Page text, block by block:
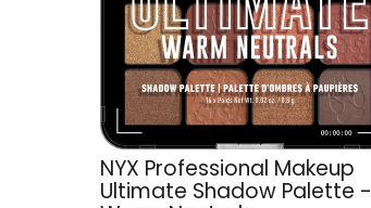
NYX Professional Makeup
Ultimate Shadow Palette -